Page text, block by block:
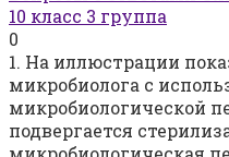
10 класс 3 группа
0
1. На иллюстрации
микробиолога с
микробиологической
подвергается